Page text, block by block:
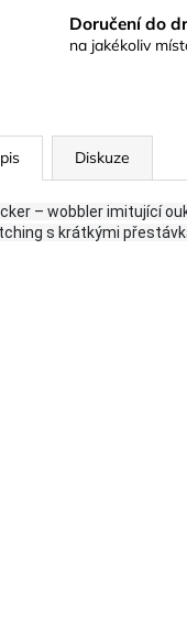
Doručení do
na jakékoliv
Diskuze
– wobbler imitující
s krátkými